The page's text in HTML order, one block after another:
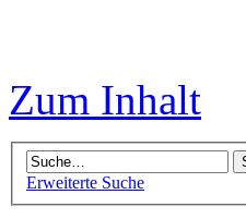
Zum Inhalt
Erweiterte Suche